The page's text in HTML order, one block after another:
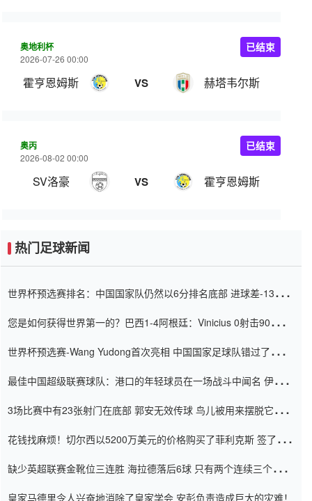
奥地利杯
2026-07-26 00:00
霍亨恩姆斯 VS 赫塔韦尔斯
已结束
奥丙
2026-08-02 00:00
SV洛豪 VS 霍亨恩姆斯
已结束
热门足球新闻
世界杯预选赛排名：中国国家队仍然以6分排名底部 进球差-13令人
您是如何获得世界第一的？巴西1-4阿根廷：Vinicius 0射击90分钟
世界杯预选赛-Wang Yudong首次亮相 中国国家足球队错过了世界
最佳中国超级联赛球队：港口的年轻球员在一场战斗中闻名 伊万放
3场比赛中有23张射门在底部 郭安无效传球 鸟儿被用来摆脱它
花钱找麻烦！切尔西以5200万美元的价格购买了菲利克斯 签了7年
缺少英超联赛金靴位三连胜 海拉德落后6球 只有两个连续三个连续
皇家马德里令人兴奋地消除了皇家学会 安彭负责造成巨大的灾难！